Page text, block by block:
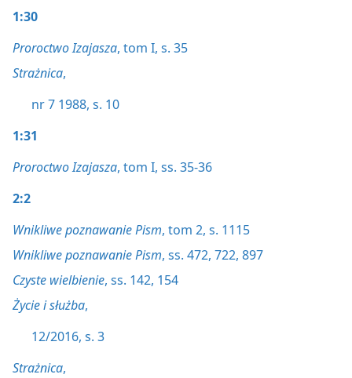
1:30
Proroctwo Izajasza, tom I, s. 35
Strażnica,
nr 7 1988, s. 10
1:31
Proroctwo Izajasza, tom I, ss. 35-36
2:2
Wnikliwe poznawanie Pism, tom 2, s. 1115
Wnikliwe poznawanie Pism, ss. 472, 722, 897
Czyste wielbienie, ss. 142, 154
Życie i służba,
12/2016, s. 3
Strażnica,